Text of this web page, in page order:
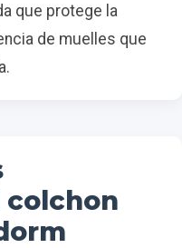
que protege la
de muelles que
colchon